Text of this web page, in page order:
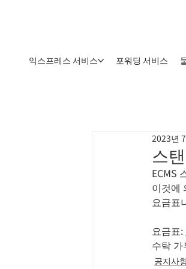
익스프레스 서비스 포워딩 서비스
스
2023년
ECMS
이것에
요금표
요금표:
수탁
공지사